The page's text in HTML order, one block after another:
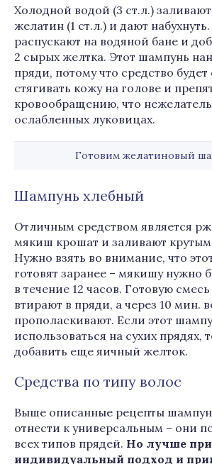
Холодной водой (3 ст.л.)
желатин (1 ст.л.) и дают
распускают на водяной бане и
2 сырых желтка. Этот шампунь
пряди, потому что средство
стягивать кожу на голове и
кровообращению, что
ослабленных луковицах.
Готовим желатиновый
Шампунь хлебный
Отличным средством является
мякиш крошат и заливают
Нужно взять во внимание, что
готовят заранее – мякишу нужно
в течение 12 часов. Готовую
втирают в пряди, а через 10 мин.
прополаскивают. Если этот
использоваться на сухих прядях,
добавить еще яичный желток.
Средства по типу волос
Выше описанные рецепты
отнести к универсальным – они
всех типов прядей. Но лучше
индивидуальный подход и